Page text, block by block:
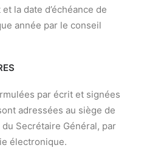
la date d’échéance de
année par le conseil
par écrit et signées
adressées au siège de
du Secrétaire Général, par
électronique.